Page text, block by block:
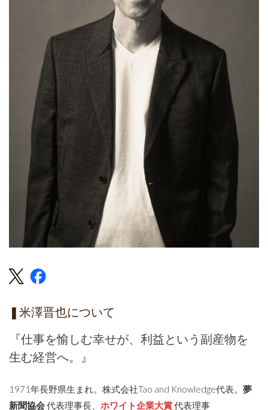
❚米澤晋也について
『仕事を愉しむ幸せが、利益という副産物を
生む経営へ。』
1971年長野県生まれ。株式会社Tao and Knowledge代表。 夢
新聞協会代表理事長、 ホワイト企業大賞代表理事